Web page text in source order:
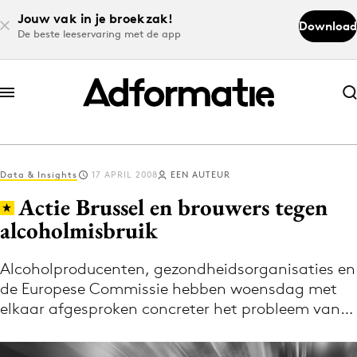
Jouw vak in je broekzak!
De beste leeservaring met de app
Download
Abonneer nu
Abonneer nu
Log in
Volg het laatste nieuws via de Adformatie
Nieuws app
Data & Insights 17 APRIL 2008 EEN AUTEUR
Actie Brussel en brouwers tegen
alcoholmisbruik
Alcoholproducenten, gezondheidsorganisaties en
de Europese Commissie hebben woensdag met
elkaar afgesproken concreter het probleem van…